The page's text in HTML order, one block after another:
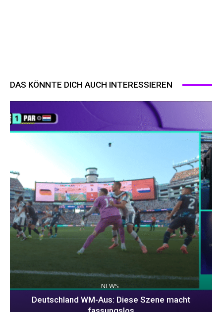
DAS KÖNNTE DICH AUCH INTERESSIEREN
NEWS
Deutschland WM-Aus: Diese Szene macht